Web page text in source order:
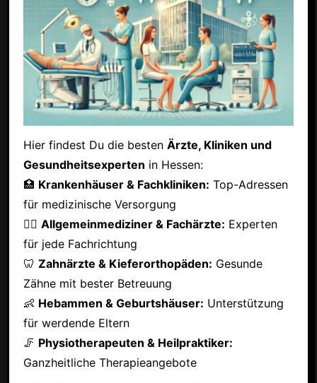
Hier findest Du die besten Ärzte, Kliniken und
Gesundheitsexperten in Hessen:
🏥 Krankenhäuser & Fachkliniken: Top-Adressen
für medizinische Versorgung
👩‍⚕️ Allgemeinmediziner & Fachärzte: Experten
für jede Fachrichtung
🦷 Zahnärzte & Kieferorthopäden: Gesunde
Zähne mit bester Betreuung
👶 Hebammen & Geburtshäuser: Unterstützung
für werdende Eltern
🦵 Physiotherapeuten & Heilpraktiker:
Ganzheitliche Therapieangebote